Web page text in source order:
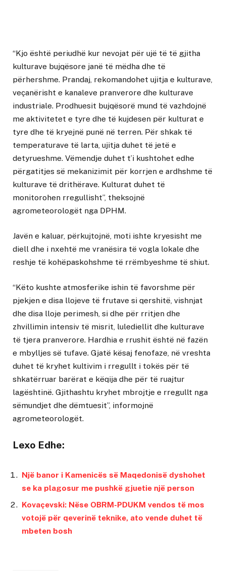
“Kjo është periudhë kur nevojat për ujë të të gjitha
kulturave bujqësore janë të mëdha dhe të
përhershme. Prandaj, rekomandohet ujitja e kulturave,
veçanërisht e kanaleve pranverore dhe kulturave
industriale. Prodhuesit bujqësorë mund të vazhdojnë
me aktivitetet e tyre dhe të kujdesen për kulturat e
tyre dhe të kryejnë punë në terren. Për shkak të
temperaturave të larta, ujitja duhet të jetë e
detyrueshme. Vëmendje duhet t’i kushtohet edhe
përgatitjes së mekanizimit për korrjen e ardhshme të
kulturave të drithërave. Kulturat duhet të
monitorohen rregullisht”, theksojnë
agrometeorologët nga DPHM.
Javën e kaluar, përkujtojnë, moti ishte kryesisht me
diell dhe i nxehtë me vranësira të vogla lokale dhe
reshje të kohëpaskohshme të rrëmbyeshme të shiut.
“Këto kushte atmosferike ishin të favorshme për
pjekjen e disa llojeve të frutave si qershitë, vishnjat
dhe disa lloje perimesh, si dhe për rritjen dhe
zhvillimin intensiv të misrit, lulediellit dhe kulturave
të tjera pranverore. Hardhia e rrushit është në fazën
e mbylljes së tufave. Gjatë kësaj fenofaze, në vreshta
duhet të kryhet kultivim i rregullt i tokës për të
shkatërruar barërat e këqija dhe për të ruajtur
lagështinë. Gjithashtu kryhet mbrojtje e rregullt nga
sëmundjet dhe dëmtuesit”, informojnë
agrometeorologët.
Lexo Edhe:
Një banor i Kamenicës së Maqedonisë dyshohet
se ka plagosur me pushkë gjuetie një person
Kovaçevski: Nëse OBRM-PDUKM vendos të mos
votojë për qeverinë teknike, ato vende duhet të
mbeten bosh